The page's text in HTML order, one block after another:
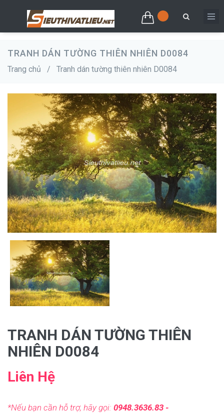
TRANH DÁN TƯỜNG THIÊN NHIÊN D0084
Trang chủ / Tranh dán tường thiên nhiên D0084
TRANH DÁN TƯỜNG THIÊN
NHIÊN D0084
Liên Hệ
*Nếu bạn cần hỗ trợ, hãy gọi: 0948.3636.83 -